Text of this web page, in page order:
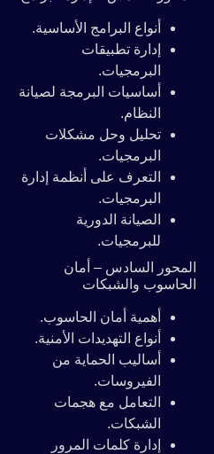
أنواع البرامج الأساسية.
إدارة تطبيقات
البرمجيات.
أساسيات البرمجة لصيانة
النظام.
تحليل وحل مشكلات
البرمجيات.
التعرف على أنظمة إدارة
البرمجيات.
الصيانة الدورية
للبرمجيات.
المحور السادس – أمان
الحاسوب والشبكات
أهمية أمان الحاسوب.
أنواع التهديدات الأمنية.
أساليب الحماية من
الفيروسات.
التعامل مع هجمات
الشبكات.
إدارة كلمات المرور